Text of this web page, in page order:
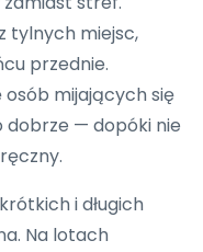
tylnych miejsc,
przednie.
mijających się
dobrze — dopóki nie
i długich
Na lotach